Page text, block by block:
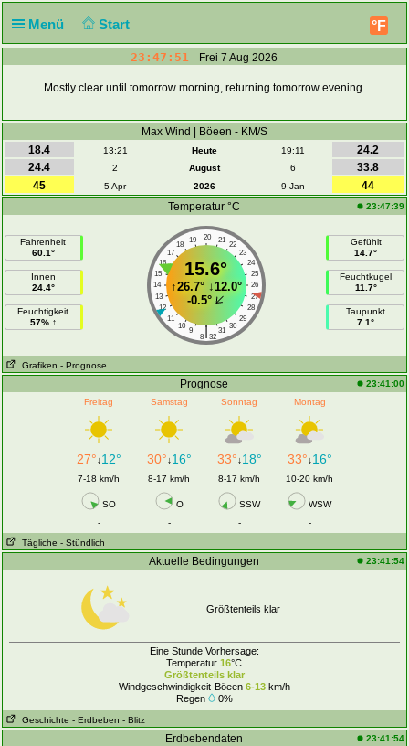
Menü Start °F
23:47:52 Frei 7 Aug 2026
Mostly clear until tomorrow morning, returning tomorrow evening.
Max Wind | Böeen - KM/S
18.4
13:21 Heute 19:11
24.2
24.4
2 August 6
33.8
45
5 Apr 2026 9 Jan
44
Temperatur °C
23:47:39
Fahrenheit
60.1°
Innen
24.4°
Feuchtigkeit
57% ↑
20
19 21
18
22
17
23
16
24
15
25
14
26
13
27
12
28
11
29
10
30
9 31
|
8 32
15.6°
↑26.7°↓12.0°
-0.5°
Gefühlt
14.7°
Feuchtkugel
11.7°
Taupunkt
7.1°
Grafiken - Prognose
Prognose
23:41:00
Freitag
Samstag Sonntag Montag
27°↓12° 30°↓16° 33°↓18° 33°↓16°
7-18 km/h 8-17 km/h 8-17 km/h 10-20 km/h
SO O SSW
WSW
-
- -
-
Tägliche - Stündlich
Aktuelle Bedingungen 23:41:54
Größtenteils klar
Eine Stunde Vorhersage:
Temperatur16°C
Größtenteils klar
Windgeschwindigkeit-Böeen 6-13km/h
Regen
0%
Geschichte - Erdbeben - Blitz
Erdbebendaten 23:41:54